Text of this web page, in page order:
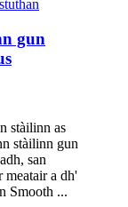
gun
stàilinn as
stàilinn gun
san
meatair a dh'
Smooth ...